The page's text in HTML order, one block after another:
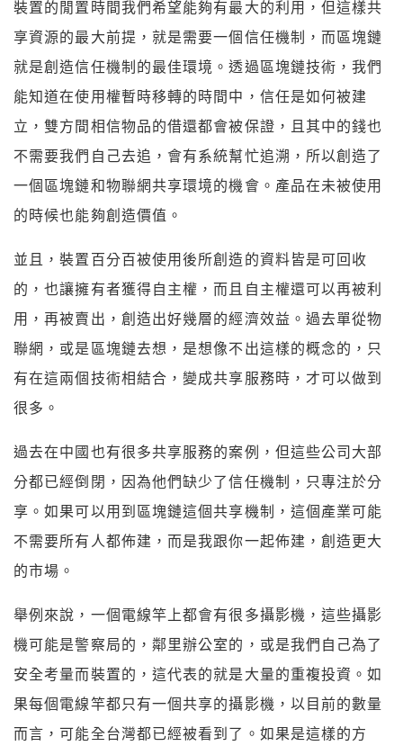
裝置的閒置時間我們希望能夠有最大的利用，但這樣共
享資源的最大前提，就是需要一個信任機制，而區塊鏈
就是創造信任機制的最佳環境。透過區塊鏈技術，我們
能知道在使用權暫時移轉的時間中，信任是如何被建
立，雙方間相信物品的借還都會被保證，且其中的錢也
不需要我們自己去追，會有系統幫忙追溯，所以創造了
一個區塊鏈和物聯網共享環境的機會。產品在未被使用
的時候也能夠創造價值。
並且，裝置百分百被使用後所創造的資料皆是可回收
的，也讓擁有者獲得自主權，而且自主權還可以再被利
用，再被賣出，創造出好幾層的經濟效益。過去單從物
聯網，或是區塊鏈去想，是想像不出這樣的概念的，只
有在這兩個技術相結合，變成共享服務時，才可以做到
很多。
過去在中國也有很多共享服務的案例，但這些公司大部
分都已經倒閉，因為他們缺少了信任機制，只專注於分
享。如果可以用到區塊鏈這個共享機制，這個產業可能
不需要所有人都佈建，而是我跟你一起佈建，創造更大
的市場。
舉例來說，一個電線竿上都會有很多攝影機，這些攝影
機可能是警察局的，鄰里辦公室的，或是我們自己為了
安全考量而裝置的，這代表的就是大量的重複投資。如
果每個電線竿都只有一個共享的攝影機，以目前的數量
而言，可能全台灣都已經被看到了。如果是這樣的方